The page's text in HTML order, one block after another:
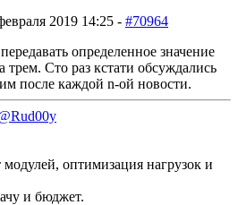
2019 14:25 - #70964
определенное значение
трем. Сто раз кстати обсуждались
после каждой n-ой новости.
оптимизация нагрузок и
и бюджет.